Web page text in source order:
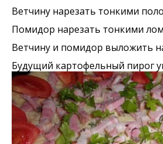
Ветчину нарезать тонкими
Помидор нарезать тонкими
Ветчину и помидор выложить
Будущий картофельный пирог